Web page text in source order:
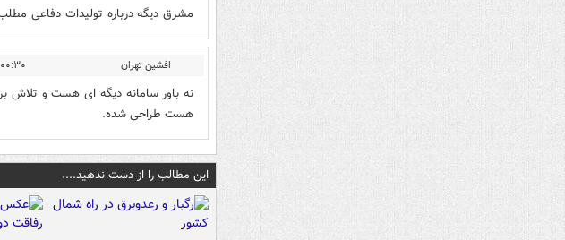
مشرق دیگه درباره تولیدات دفاعی
افشین تهران ۰۰:۳۰ - ۱۳۹۴/۰۶/۲۷
هست طراحی شده.
این مطالب را از دست ندهید....